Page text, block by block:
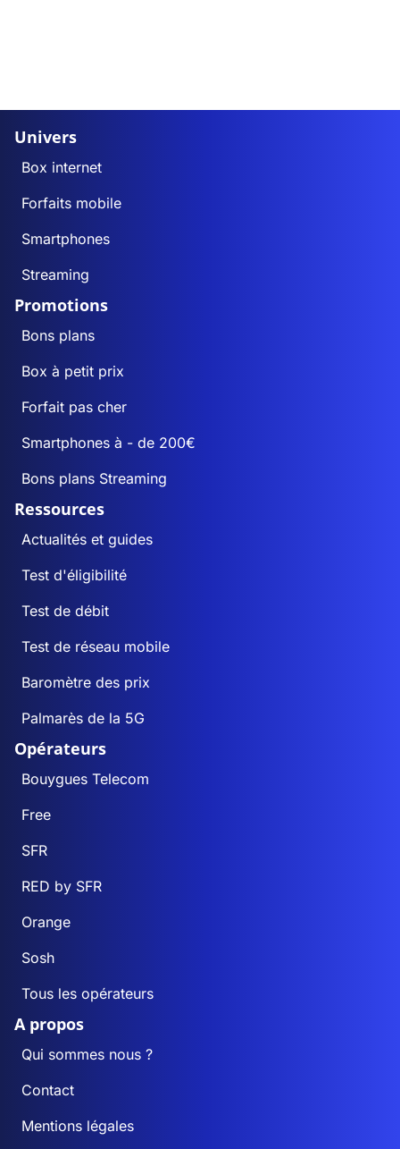
Univers
Box internet
Forfaits mobile
Smartphones
Streaming
Promotions
Bons plans
Box à petit prix
Forfait pas cher
Smartphones à - de 200€
Bons plans Streaming
Ressources
Actualités et guides
Test d'éligibilité
Test de débit
Test de réseau mobile
Baromètre des prix
Palmarès de la 5G
Opérateurs
Bouygues Telecom
Free
SFR
RED by SFR
Orange
Sosh
Tous les opérateurs
A propos
Qui sommes nous ?
Contact
Mentions légales